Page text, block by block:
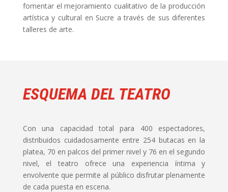
fomentar el mejoramiento cualitativo de la producción
artística y cultural en Sucre a través de sus diferentes
talleres de arte.
ESQUEMA DEL TEATRO
Con una capacidad total para 400 espectadores,
distribuidos cuidadosamente entre 254 butacas en la
platea, 70 en palcos del primer nivel y 76 en el segundo
nivel, el teatro ofrece una experiencia íntima y
envolvente que permite al público disfrutar plenamente
de cada puesta en escena.